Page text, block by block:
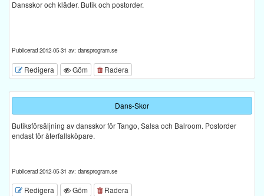
Dansskor och kläder. Butik och postorder.
Publicerad 2012-05-31 av: dansprogram.se
Redigera Göm Radera
Dans-Skor
Butiksförsäljning av dansskor för Tango, Salsa och Balroom. Postorder
endast för återfallsköpare.
Publicerad 2012-05-31 av: dansprogram.se
Redigera Göm Radera